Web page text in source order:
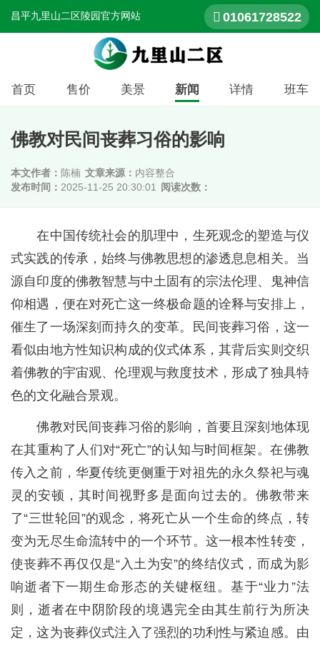
昌平九里山二区陵园官方网站 01061728522
首页 售价 美景 新闻 详情 班车
佛教对民间丧葬习俗的影响
本文作者： 陈楠 文章来源： 内容整合
发布时间： 2025-11-25 20:30:01 阅读次数：
在中国传统社会的肌理中，生死观念的塑造与仪
式实践的传承，始终与佛教思想的渗透息息相关。当
源自印度的佛教智慧与中土固有的宗法伦理、鬼神信
仰相遇，便在对死亡这一终极命题的诠释与安排上，
催生了一场深刻而持久的变革。民间丧葬习俗，这一
看似由地方性知识构成的仪式体系，其背后实则交织
着佛教的宇宙观、伦理观与救度技术，形成了独具特
色的文化融合景观。
佛教对民间丧葬习俗的影响，首要且深刻地体现
在其重构了人们对“死亡”的认知与时间框架。在佛教
传入之前，华夏传统更侧重于对祖先的永久祭祀与魂
灵的安顿，其时间视野多是面向过去的。佛教带来
了“三世轮回”的观念，将死亡从一个生命的终点，转
变为无尽生命流转中的一个环节。这一根本性转变，
使丧葬不再仅仅是“入土为安”的终结仪式，而成为影
响逝者下一期生命形态的关键枢纽。基于“业力”法
则，逝者在中阴阶段的境遇完全由其生前行为所决
定，这为丧葬仪式注入了强烈的功利性与紧迫感。由